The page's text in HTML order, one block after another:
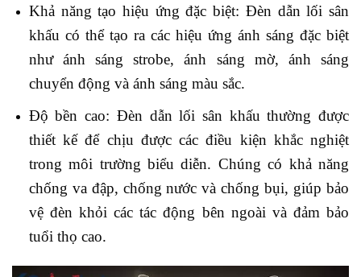
Khả năng tạo hiệu ứng đặc biệt: Đèn dẫn lối sân
khấu có thể tạo ra các hiệu ứng ánh sáng đặc biệt
như ánh sáng strobe, ánh sáng mờ, ánh sáng
chuyển động và ánh sáng màu sắc.
Độ bền cao: Đèn dẫn lối sân khấu thường được
thiết kế để chịu được các điều kiện khắc nghiệt
trong môi trường biểu diễn. Chúng có khả năng
chống va đập, chống nước và chống bụi, giúp bảo
vệ đèn khỏi các tác động bên ngoài và đảm bảo
tuổi thọ cao.